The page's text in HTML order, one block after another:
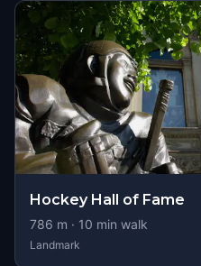
Hockey Hall of Fame
786 m · 10 min walk
Landmark